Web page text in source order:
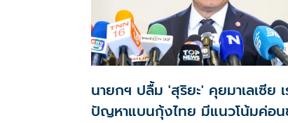
นายกฯ ปลื้ม 'สุริยะ' คุยมาเลเซีย
ปัญหาแบนกุ้งไทย มีแนวโน้มค่อน